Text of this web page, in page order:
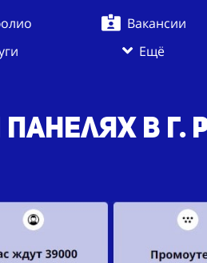
Вакансии
Ещё
в г.